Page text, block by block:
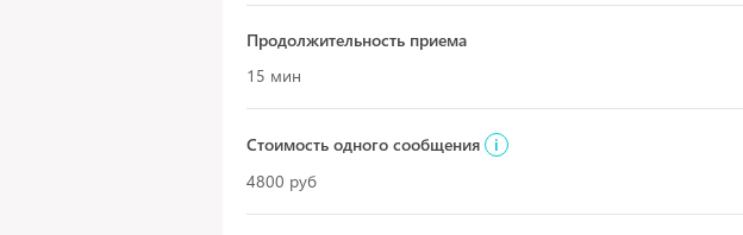
Продолжительность приема
15 мин
Стоимость одного сообщения
i
4800 руб